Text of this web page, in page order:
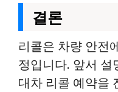
결론
리콜은 차량 안전
정입니다. 앞서 설
대차 리콜 예약을